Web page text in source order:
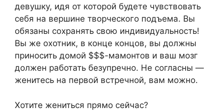
девушку, идя от которой будете чувствовать
себя на вершине творческого подъема. Вы
обязаны сохранять свою индивидуальность!
Вы же охотник, в конце концов, вы должны
приносить домой $$$-мамонтов и ваш мозг
должен работать безупречно. Не согласны —
женитесь на первой встречной, вам можно.
Хотите жениться прямо сейчас?